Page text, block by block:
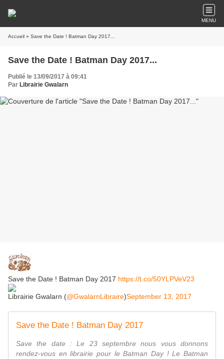
MENU
Accueil » Save the Date ! Batman Day 2017...
Save the Date ! Batman Day 2017...
Publié le 13/09/2017 à 09:41
Par Librairie Gwalarn
Save the Date ! Batman Day 2017 https://t.co/50YLPVeV23
Librairie Gwalarn (@GwalarnLibraire)September 13, 2017
Save the Date ! Batman Day 2017
Save the date : Le 23 septembre nous vous donnons
rendez-vous en librairie pour le Batman Day ! Le Batman